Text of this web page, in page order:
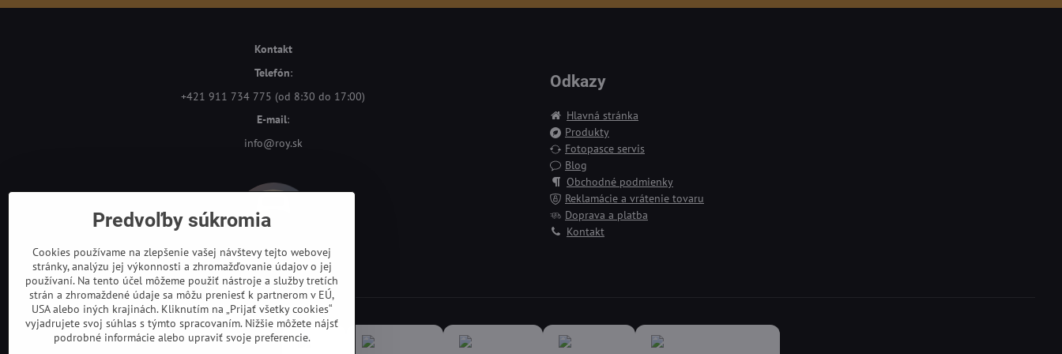
Kontakt
Telefón:
+421 911 734 775 (od 8:30 do 17:00)
E-mail:
info@roy.sk
Odkazy
Hlavná stránka
Produkty
Fotopasce servis
Blog
Obchodné podmienky
Reklamácie a vrátenie tovaru
Doprava a platba
Kontakt
Predvoľby súkromia
Cookies používame na zlepšenie vašej návštevy tejto webovej
stránky, analýzu jej výkonnosti a zhromažďovanie údajov o jej
používaní. Na tento účel môžeme použiť nástroje a služby tretích
strán a zhromaždené údaje sa môžu preniesť k partnerom v EÚ,
USA alebo iných krajinách. Kliknutím na „Prijať všetky cookies“
vyjadrujete svoj súhlas s týmto spracovaním. Nižšie môžete nájsť
podrobné informácie alebo upraviť svoje preferencie.